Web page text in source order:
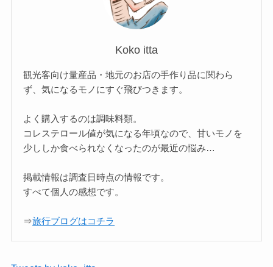
Koko itta
観光客向け量産品・地元のお店の手作り品に関わら
ず、気になるモノにすぐ飛びつきます。
よく購入するのは調味料類。
コレステロール値が気になる年頃なので、甘いモノを
少ししか食べられなくなったのが最近の悩み…
掲載情報は調査日時点の情報です。
すべて個人の感想です。
⇒旅行ブログはコチラ